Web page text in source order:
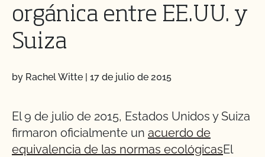
orgánica entre EE.UU. y
Suiza
by Rachel Witte | 17 de julio de 2015
El 9 de julio de 2015, Estados Unidos y Suiza
firmaron oficialmente un acuerdo de
equivalencia de las normas ecológicasEl